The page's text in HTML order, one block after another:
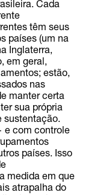
Cada
têm seus
países (um na
Inglaterra,
em geral,
estão,
nas
manter certa
sua própria
sustentação.
e com controle
países. Isso
medida em que
atrapalha do